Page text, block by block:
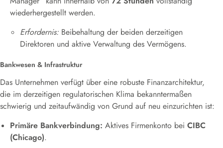
wiederhergestellt werden.
Erfordernis: Beibehaltung der beiden derzeitigen
Direktoren und aktive Verwaltung des Vermögens.
Bankwesen & Infrastruktur
Das Unternehmen verfügt über eine robuste Finanzarchitektur,
die im derzeitigen regulatorischen Klima bekanntermaßen
schwierig und zeitaufwändig von Grund auf neu einzurichten ist:
Primäre Bankverbindung: Aktives Firmenkonto bei CIBC
(Chicago).